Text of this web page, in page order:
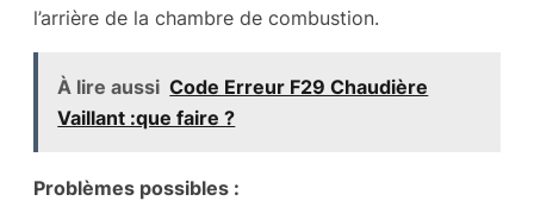
l’arrière de la chambre de combustion.
À lire aussi Code Erreur F29 Chaudière
Vaillant :que faire ?
Problèmes possibles :